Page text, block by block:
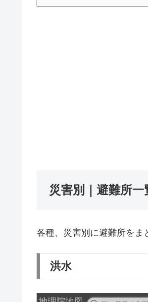
災害別｜避難所一
各種、災害別に避難所をま
洪水